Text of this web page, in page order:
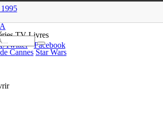
TVLivres
Cannes Star Wars
Twitter
Facebook